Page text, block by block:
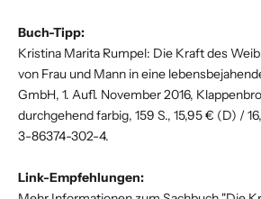
Buch-Tipp:
Kristina Marita Rumpel: Die Kraft des
von Frau und Mann in eine
GmbH, 1. Aufl. November 2016,
durchgehend farbig, 159 S., 15,95 € (D) /
3-86374-302-4.
Link-Empfehlungen: